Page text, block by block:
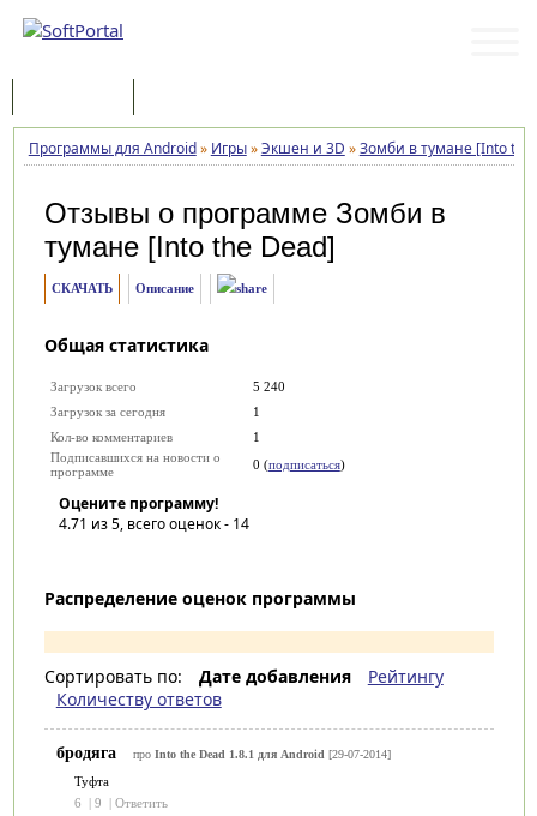
Программы для Android» Игры»Экшен и 3D »Зомби в тумане [Into the
Отзывы о программе Зомби в
тумане [Into the Dead]
СКАЧАТЬ Описание
Общая статистика
Загрузок всего
5 240
Загрузок за сегодня
1
Кол-во комментариев
1
Подписавшихся на новости о
программе
0 (подписаться)
Оцените программу!
4.71 из 5, всего оценок - 14
Распределение оценок программы
Сортировать по: Дате добавления
Рейтингу
Количеству ответов
бродяга про Into the Dead 1.8.1 для Android [29-07-2014]
Туфта
6
| 9 | Ответить